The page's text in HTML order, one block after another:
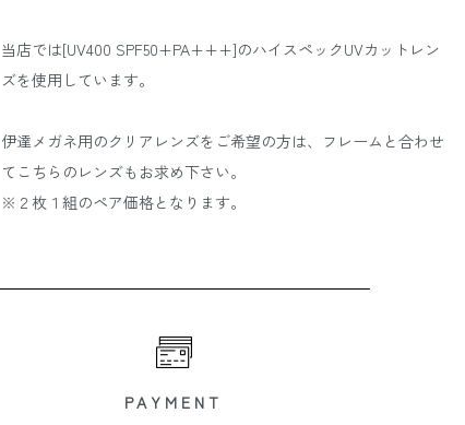
当店では[UV400 SPF50+PA+++]のハイスペックUVカットレン
ズを使用しています。
伊達メガネ用のクリアレンズをご希望の方は、フレームと合わせ
てこちらのレンズもお求め下さい。
※２枚１組のペア価格となります。
PAYMENT